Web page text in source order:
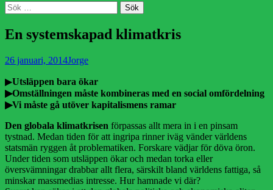
Sök
Sök
efter:
En systemskapad klimatkris
Publicerad
26 januari, 2014Författare
Jorge
▶Utsläppen bara ökar
▶Omställningen måste kombineras med en social omfördelning
▶Vi måste gå utöver kapitalismens ramar
Den globala klimatkrisen förpassas allt mera in i en pinsam
tystnad. Medan tiden för att ingripa rinner iväg vänder världens
statsmän ryggen åt problematiken. Forskare vädjar för döva öron.
Under tiden som utsläppen ökar och medan torka eller
översvämningar drabbar allt flera, särskilt bland världens fattiga, så
minskar massmedias intresse. Hur hamnade vi där?